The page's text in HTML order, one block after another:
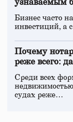
узнаваемым
Бизнес часто
инвестиций, а
Почему
реже всего:
Среди всех
судах реже…